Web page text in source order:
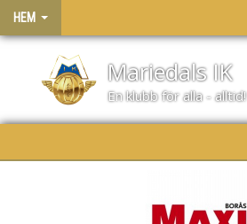
HEM
Mariedals IK
En klubb för alla - alltid!